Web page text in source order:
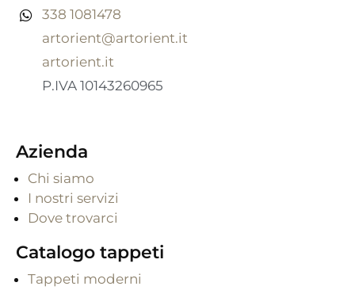
338 1081478
artorient@artorient.it
artorient.it
P.IVA 10143260965
Azienda
Chi siamo
I nostri servizi
Dove trovarci
Catalogo tappeti
Tappeti moderni